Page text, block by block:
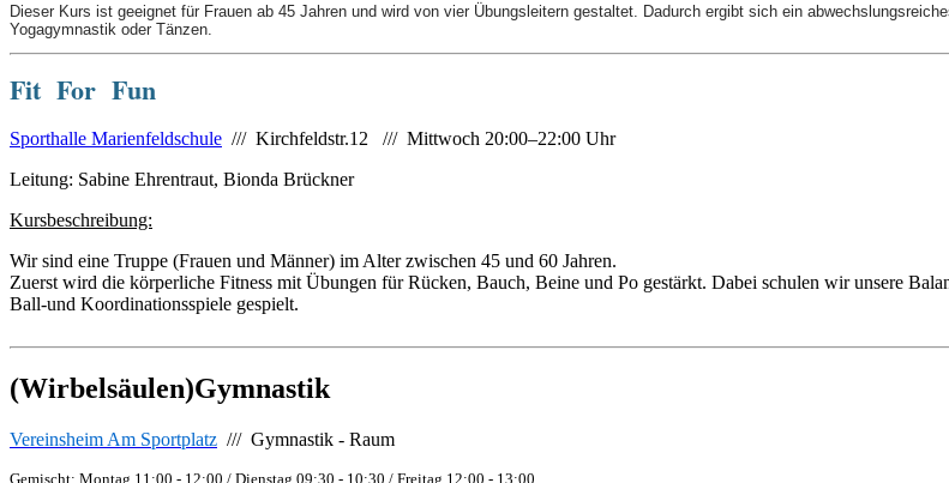
Dieser Kurs ist geeignet für Frauen ab 45 Jahren und wird von vier Übungsleitern gestaltet. Dadurch ergibt sich ein
Yogagymnastik oder Tänzen.
Fit For Fun
Sporthalle Marienfeldschule /// Kirchfeldstr.12 /// Mittwoch 20:00–22:00 Uhr
Leitung: Sabine Ehrentraut, Bionda Brückner
Kursbeschreibung:
Wir sind eine Truppe (Frauen und Männer) im Alter zwischen 45 und 60 Jahren.
Zuerst wird die körperliche Fitness mit Übungen für Rücken, Bauch, Beine und Po gestärkt. Dabei schulen wir unsere
Ball-und Koordinationsspiele gespielt.
(Wirbelsäulen)Gymnastik
Vereinsheim Am Sportplatz /// Gymnastik - Raum
Gemischt: Montag 11:00 - 12:00 / Dienstag 09:30 - 10:30 / Freitag 12:00 - 13:00